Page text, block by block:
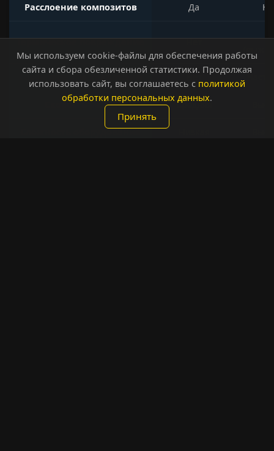
Расслоение композитов Да
Термическое повреждение Нет
Герметизация края ткани Нет
Скорость резки Средняя
Сложность оборудования
Мы используем cookie-файлы для обеспечения работы
сайта и сбора обезличенной статистики. Продолжая
использовать сайт, вы соглашаетесь с политикой
обработки персональных данных.
Принять